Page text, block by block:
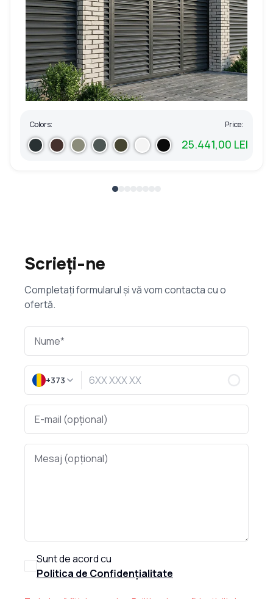
Colors: Price:
25.441,00 LEI
Scrieți-ne
Completați formularul și vă vom contacta cu o
ofertă.
+373
Sunt de acord cu
Politica de Confidențialitate